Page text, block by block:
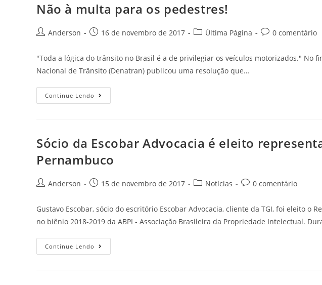
Não à multa para os pedestres!
Anderson 16 de novembro de 2017 Última Página 0 comentário
"Toda a lógica do trânsito no Brasil é a de privilegiar os veículos motorizados." No
Nacional de Trânsito (Denatran) publicou uma resolução que…
Continue Lendo
Sócio da Escobar Advocacia é eleito
Pernambuco
Anderson 15 de novembro de 2017 Notícias 0 comentário
Gustavo Escobar, sócio do escritório Escobar Advocacia, cliente da TGI, foi eleito o
no biênio 2018-2019 da ABPI - Associação Brasileira da Propriedade Intelectual.
Continue Lendo